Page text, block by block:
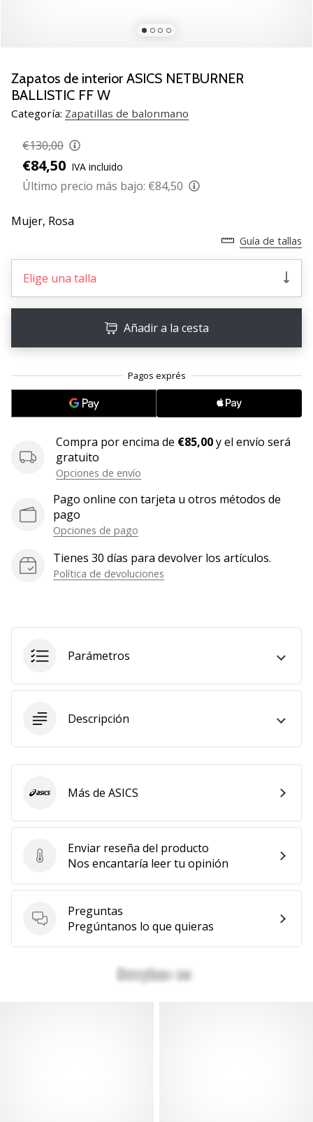
Accelerate
NITRO
SQD
5!
las
actualizaciones
técnicas
•
2 min. de lectura
¡Conviértete
en
Weplayhandball!
jugón?
queremos
en
nuestro
equipo!
Mostrar
todos
Zapatos de interior ASICS NETBURNER
BALLISTIC FF W
Categoría: Zapatillas de balonmano
€130,00
€84,50 IVA incluido
Último precio más bajo: €84,50
Mujer, Rosa
Guía de tallas
Elige una talla
Añadir a la cesta
Compra por encima de €85,00y el envío será
gratuito
Opciones de envío
Pago online con tarjeta u otros métodos de
pago
Opciones de pago
Tienes 30 días para devolver los artículos.
Política de devoluciones
Parámetros
Descripción
Enviar reseña del producto
Enviar reseña del producto
Nos encantaría leer tu opinión
Preguntas
Preguntas
Pregúntanos lo que quieras
ASICSMás de ASICS